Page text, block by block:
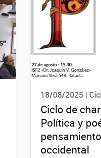
18/08/2025 |
Ciclo de
Política y
pensamiento
occidental